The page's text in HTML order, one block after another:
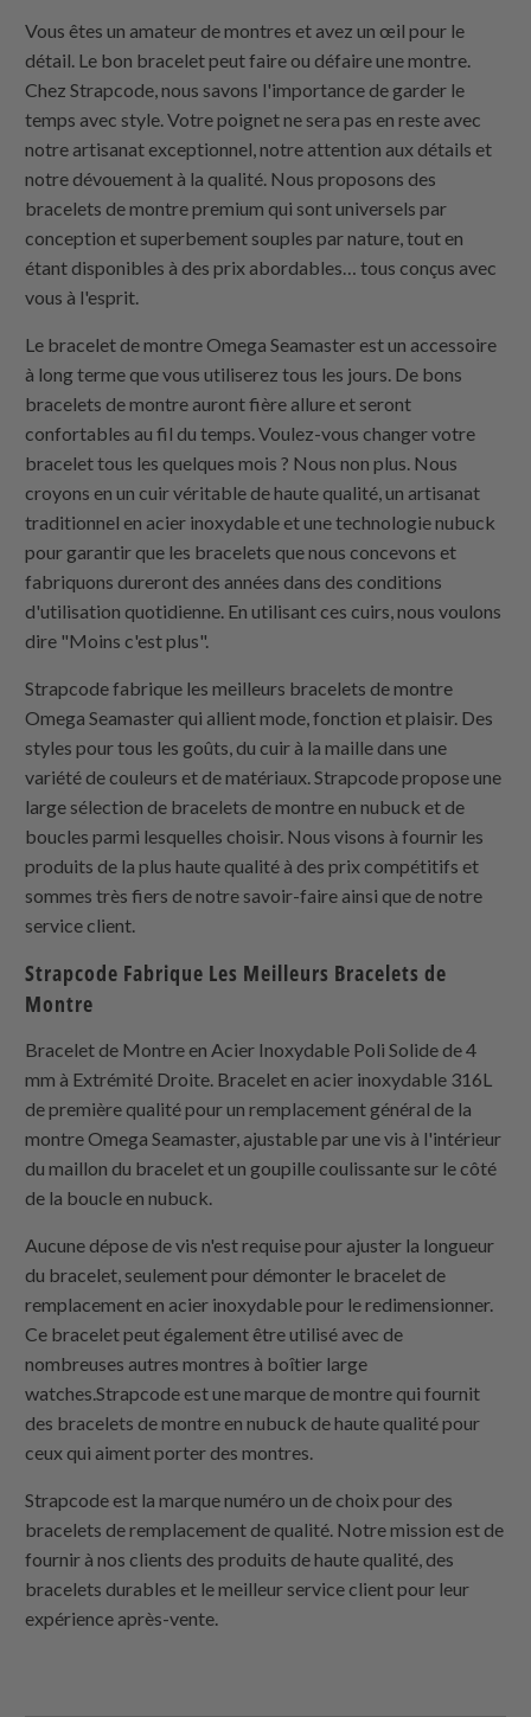
Vous êtes un amateur de montres et avez un œil pour le
détail. Le bon bracelet peut faire ou défaire une montre.
Chez Strapcode, nous savons l'importance de garder le
temps avec style. Votre poignet ne sera pas en reste avec
notre artisanat exceptionnel, notre attention aux détails et
notre dévouement à la qualité. Nous proposons des
bracelets de montre premium qui sont universels par
conception et superbement souples par nature, tout en
étant disponibles à des prix abordables… tous conçus avec
vous à l'esprit.
Le bracelet de montre Omega Seamaster est un accessoire
à long terme que vous utiliserez tous les jours. De bons
bracelets de montre auront fière allure et seront
confortables au fil du temps. Voulez-vous changer votre
bracelet tous les quelques mois ? Nous non plus. Nous
croyons en un cuir véritable de haute qualité, un artisanat
traditionnel en acier inoxydable et une technologie nubuck
pour garantir que les bracelets que nous concevons et
fabriquons dureront des années dans des conditions
d'utilisation quotidienne. En utilisant ces cuirs, nous voulons
dire "Moins c'est plus".
Strapcode fabrique les meilleurs bracelets de montre
Omega Seamaster qui allient mode, fonction et plaisir. Des
styles pour tous les goûts, du cuir à la maille dans une
variété de couleurs et de matériaux. Strapcode propose une
large sélection de bracelets de montre en nubuck et de
boucles parmi lesquelles choisir. Nous visons à fournir les
produits de la plus haute qualité à des prix compétitifs et
sommes très fiers de notre savoir-faire ainsi que de notre
service client.
Strapcode Fabrique Les Meilleurs Bracelets de
Montre
Bracelet de Montre en Acier Inoxydable Poli Solide de 4
mm à Extrémité Droite. Bracelet en acier inoxydable 316L
de première qualité pour un remplacement général de la
montre Omega Seamaster, ajustable par une vis à l'intérieur
du maillon du bracelet et un goupille coulissante sur le côté
de la boucle en nubuck.
Aucune dépose de vis n'est requise pour ajuster la longueur
du bracelet, seulement pour démonter le bracelet de
remplacement en acier inoxydable pour le redimensionner.
Ce bracelet peut également être utilisé avec de
nombreuses autres montres à boîtier large
watches.Strapcode est une marque de montre qui fournit
des bracelets de montre en nubuck de haute qualité pour
ceux qui aiment porter des montres.
Strapcode est la marque numéro un de choix pour des
bracelets de remplacement de qualité. Notre mission est de
fournir à nos clients des produits de haute qualité, des
bracelets durables et le meilleur service client pour leur
expérience après-vente.